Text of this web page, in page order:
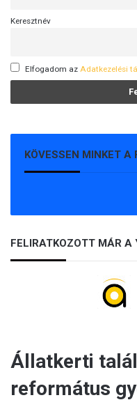
Keresztnév
Elfogadom az Adatkezelési
KÖVESSEN MINKET A
FELIRATKOZOTT MÁR A